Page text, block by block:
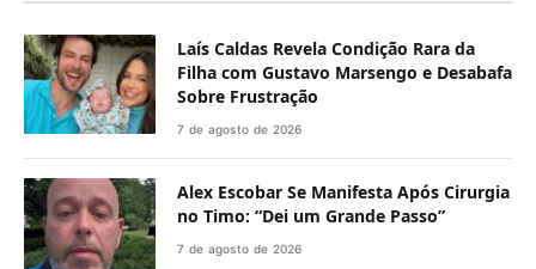
Laís Caldas Revela Condição Rara da
Filha com Gustavo Marsengo e Desabafa
Sobre Frustração
7 de agosto de 2026
Alex Escobar Se Manifesta Após Cirurgia
no Timo: “Dei um Grande Passo”
7 de agosto de 2026